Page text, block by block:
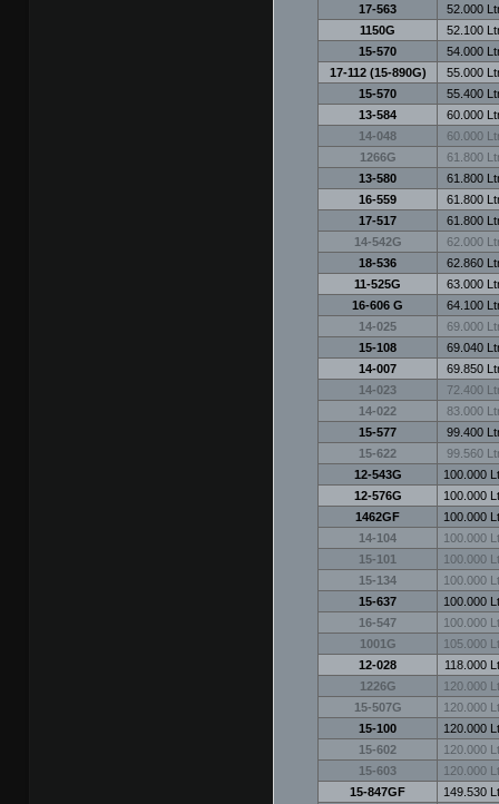
17-563
52.000
1150G
52.100
15-570
54.000
17-112 (15-890G)
55.000
15-570
55.400
13-584
60.000
14-048
60.000
1266G
61.800
13-580
61.800
16-559
61.800
17-517
61.800
14-542G
62.000
18-536
62.860
11-525G
63.000
16-606 G
64.100
14-025
69.000
15-108
69.040
14-007
69.850
14-023
72.400
14-022
83.000
15-577
99.400
15-622
99.560
12-543G
100.000
12-576G
100.000
1462GF
100.000
14-104
100.000
15-101
100.000
15-134
100.000
15-637
100.000
16-547
100.000
1001G
105.000
12-028
118.000
1226G
120.000
15-507G
120.000
15-100
120.000
15-602
120.000
15-603
120.000
15-847GF
149.530